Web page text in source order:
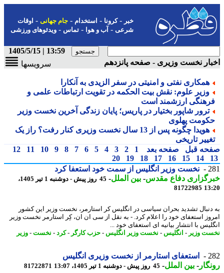
-کرونا-استخدام- جام جهانی-اوقات
شرعی-آب و هوا-تماس-ویدئوهای ورزشی
13:59 | 1405/5/15
نخست وزیری - صفحه پانزدهم
سرویسها
همکاری نفتی و امنیتی در سفر الزیدی به آنکارا
وزیر علوم: نقش بیت الحکمه در تقویت ارتباطات علمی و
ارزشمند است
ترور شاپور بختیار در پاریس؛ پایان زندگی آخرین نخست وزیر
پهلوی
هویدا چگونه پس از 13 سال نخست وزیری کنار رفت؟ راز یک
تاریخی
قبل صفحه بعد 1
2
3
4
5
6
7
8
9
10
11
12
14
15
16
17
18
19
20
نخست وزیر انگلیس از سمت خود استعفا کرد
دفاع مقدس-بین الملل-
45 روز پیش - دوشنبه 1 تیر 1405،
81722985
تشدید بحران سیاسی در انگلیس کر استارمر، نخست وزیر این کشور
استعفای خود را اعلام کرد. - به نقل از سی ان ان، کِر استارمر نخست وزیر
با انتشار بیانیه ای استعفای خود ...
وزیر - انگلیس-نخست وزیر انگلیس-حزب کارگر- کرد-نخست-وزیر
استعفای استارمر از نخست وزیری انگلیس
-بین الملل-45 روز پیش - دوشنبه 1 تیر 1405، 13:07 81722871